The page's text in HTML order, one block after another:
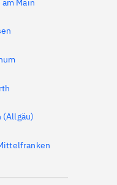
Main
(Allgäu)